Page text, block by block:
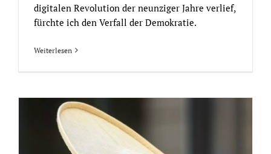
digitalen Revolution der neunziger Jahre verlief,
fürchte ich den Verfall der Demokratie.
Weiterlesen